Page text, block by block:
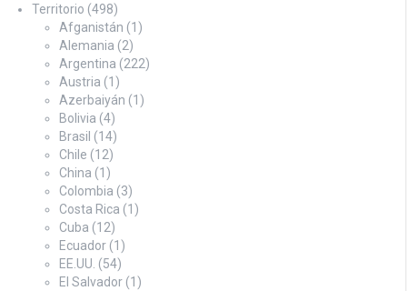
Territorio (498)
Afganistán (1)
Alemania (2)
Argentina (222)
Austria (1)
Azerbaiyán (1)
Bolivia (4)
Brasil (14)
Chile (12)
China (1)
Colombia (3)
Costa Rica (1)
Cuba (12)
Ecuador (1)
EE.UU. (54)
El Salvador (1)